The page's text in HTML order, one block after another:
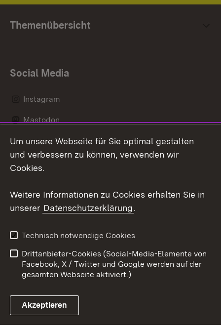
Themenübersicht
Social Media
Instagram
Mastodon
Messenger
Link zum Landesportal
Kontakt
Impressum
Cookies
Um unsere Webseite für Sie optimal gestalten
und verbessern zu können, verwenden wir
Cookies.
Weitere Informationen zu Cookies erhalten Sie in
unserer Datenschutzerklärung.
Technisch notwendige Cookies
Drittanbieter-Cookies (Social-Media-Elemente von
Facebook, X / Twitter und Google werden auf der
gesamten Webseite aktiviert.)
Akzeptieren